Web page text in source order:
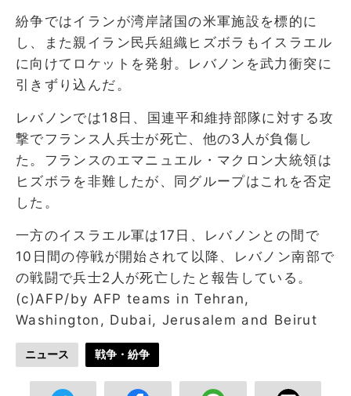
紛争ではイランが湾岸諸国の米軍施設を標的に
し、また親イラン民兵組織ヒズボラもイスラエル
に向けてロケットを発射。レバノンを武力衝突に
引きずり込んだ。
レバノンでは18日、国連平和維持部隊に対する攻
撃でフランス人兵士が死亡、他の3人が負傷し
た。フランスのエマニュエル・マクロン大統領は
ヒズボラを非難したが、同グループはこれを否定
した。
一方のイスラエル軍は17日、レバノンとの間で
10日間の停戦が開始されて以降、レバノン南部で
の戦闘で兵士2人が死亡したと報告している。
(c)AFP/by AFP teams in Tehran,
Washington, Dubai, Jerusalem and Beirut
ニュース 戦争・紛争